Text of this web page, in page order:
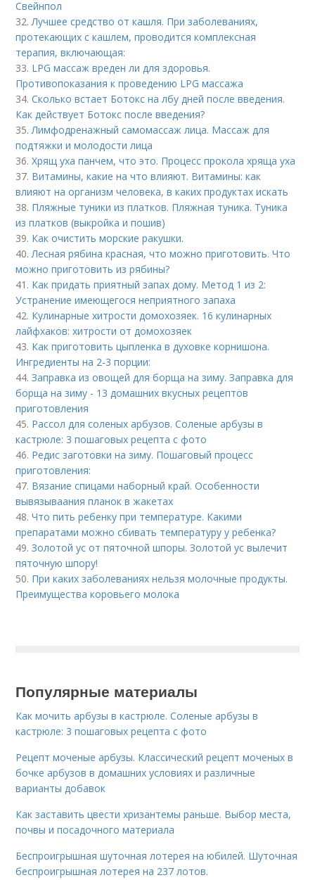
Свейнпол
32.Лучшее средство от кашля. При заболеваниях,
протекающих с кашлем, проводится комплексная
терапия, включающая:
33. LPG массаж вреден ли для здоровья.
Противопоказания к проведению LPG массажа
34.Сколько встает Ботокс на лбу дней после введения.
Как действует Ботокс после введения?
35.Лимфодренажный самомассаж лица. Массаж для
подтяжки и молодости лица
36.Хрящ уха панчем, что это. Процесс прокола хряща уха
37. Витамины, какие на что влияют. Витамины: как
влияют на организм человека, в каких продуктах искать
38. Пляжные туники из платков. Пляжная туника. Туника
из платков (выкройка и пошив)
39. Как очистить морские ракушки.
40.Лесная рябина красная, что можно приготовить. Что
можно приготовить из рябины?
41. Как придать приятный запах дому. Метод 1 из 2:
Устранение имеющегося неприятного запаха
42. Кулинарные хитрости домохозяек. 16 кулинарных
лайфхаков: хитрости от домохозяек
43. Как приготовить цыпленка в духовке корнишона.
Ингредиенты на 2-3 порции:
44.Заправка из овощей для борща на зиму. Заправка для
борща на зиму - 13 домашних вкусных рецептов
приготовления
45. Рассол для соленых арбузов. Соленые арбузы в
кастрюле: 3 пошаговых рецепта с фото
46. Редис заготовки на зиму. Пошаговый процесс
приготовления:
47. Вязание спицами наборный край. Особенности
вывязываания планок в жакетах
48.Что пить ребенку при температуре. Какими
препаратами можно сбивать температуру у ребенка?
49.Золотой ус от пяточной шпоры. Золотой ус вылечит
пяточную шпору!
50. При каких заболеваниях нельзя молочные продукты.
Преимущества коровьего молока
Популярные материалы
Как мочить арбузы в кастрюле. Соленые арбузы в
кастрюле: 3 пошаговых рецепта с фото
Рецепт моченые арбузы. Классический рецепт моченых в
бочке арбузов в домашних условиях и различные
варианты добавок
Как заставить цвести хризантемы раньше. Выбор места,
почвы и посадочного материала
Беспроигрышная шуточная лотерея на юбилей. Шуточная
беспроигрышная лотерея на 237 лотов.